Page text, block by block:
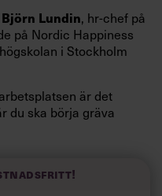
Björn Lundin, hr-chef på
på Nordic Happiness
i Stockholm
är det
du ska börja gräva